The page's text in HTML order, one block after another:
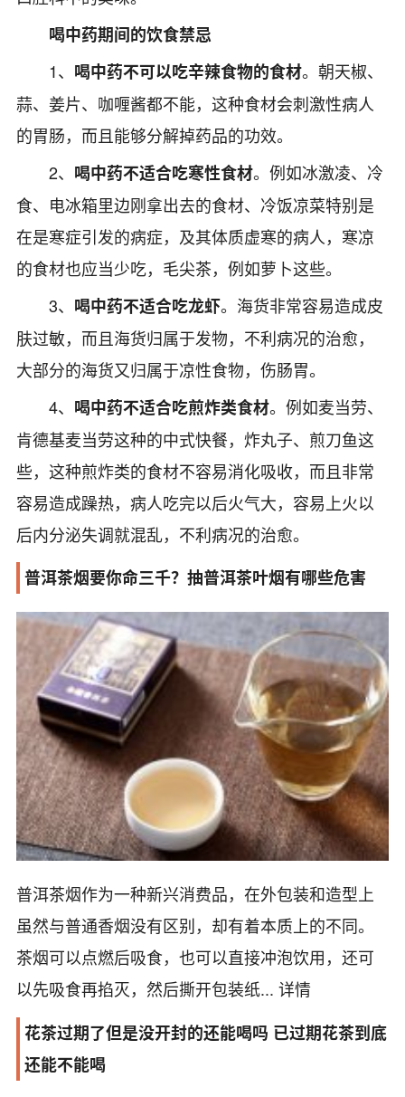
喝中药期间的饮食禁忌
1、 喝中药不可以吃辛辣食物的食材。朝天椒、
蒜、姜片、咖喱酱都不能，这种食材会刺激性病人
的胃肠，而且能够分解掉药品的功效。
2、 喝中药不适合吃寒性食材。例如冰激凌、冷
食、电冰箱里边刚拿出去的食材、冷饭凉菜特别是
在是寒症引发的病症，及其体质虚寒的病人，寒凉
的食材也应当少吃， 毛尖茶，例如萝卜这些。
3、 喝中药不适合吃龙虾。海货非常容易造成皮
肤过敏，而且海货归属于发物，不利病况的治愈，
大部分的海货又归属于凉性食物，伤肠胃。
4、 喝中药不适合吃煎炸类食材。例如麦当劳、
肯德基麦当劳这种的中式快餐，炸丸子、煎刀鱼这
些，这种煎炸类的食材不容易消化吸收，而且非常
容易造成躁热，病人吃完以后火气大，容易上火以
后内分泌失调就混乱，不利病况的治愈。
普洱茶烟要你命三千？抽普洱茶叶烟有哪些危害
普洱茶烟作为一种新兴消费品，在外包装和造型上
虽然与普通香烟没有区别，却有着本质上的不同。
茶烟可以点燃后吸食，也可以直接冲泡饮用，还可
以先吸食再掐灭，然后撕开包装纸... 详情
花茶过期了但是没开封的还能喝吗 已过期花茶到底
还能不能喝